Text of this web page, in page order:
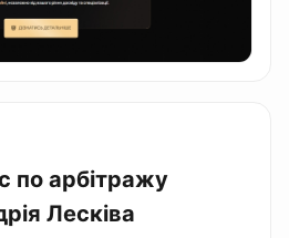
по арбітражу
Лесківа